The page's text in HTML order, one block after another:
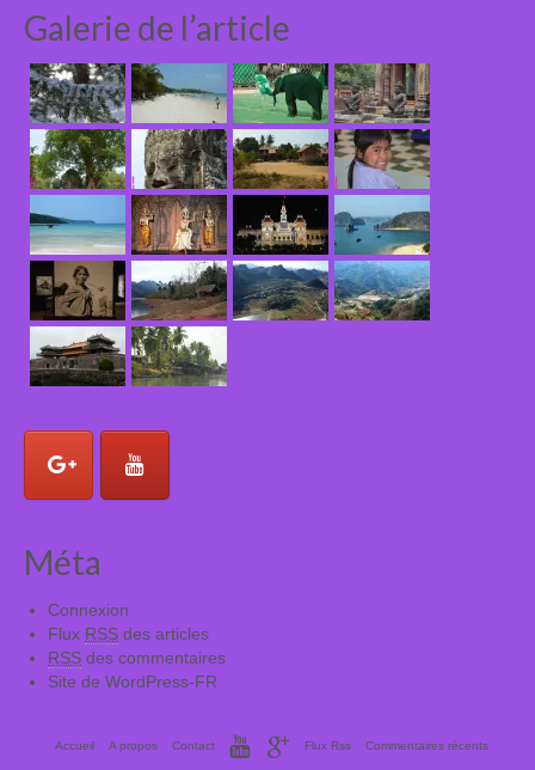
Galerie de l’article
Méta
Connexion
Flux RSS des articles
RSS des commentaires
Site de WordPress-FR
Accueil A propos Contact Flux Rss Commentaires récents